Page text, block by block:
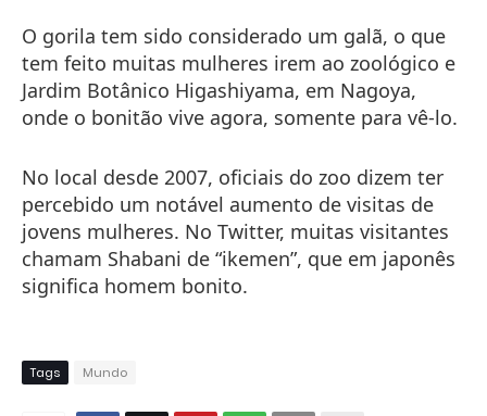
O gorila tem sido considerado um galã, o que
tem feito muitas mulheres irem ao zoológico e
Jardim Botânico Higashiyama, em Nagoya,
onde o bonitão vive agora, somente para vê-lo.
No local desde 2007, oficiais do zoo dizem ter
percebido um notável aumento de visitas de
jovens mulheres. No Twitter, muitas visitantes
chamam Shabani de “ikemen”, que em japonês
significa homem bonito.
Tags Mundo